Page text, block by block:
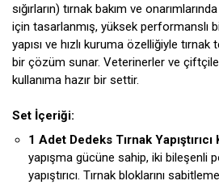
sığırların) tırnak bakım ve
için tasarlanmış, yüksek performanslı
yapısı ve hızlı kuruma özelliğiyle
bir çözüm sunar. Veterinerler ve
kullanıma hazır bir settir.
Set İçeriği:
1 Adet Dedeks Tırnak
yapışma gücüne sahip, iki bileşenli
yapıştırıcı. Tırnak bloklarını